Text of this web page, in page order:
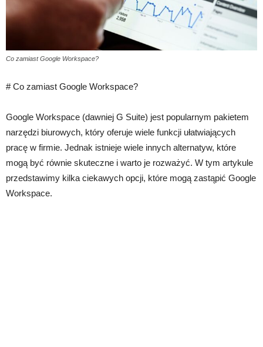
Co zamiast Google Workspace?
# Co zamiast Google Workspace?
Google Workspace (dawniej G Suite) jest popularnym pakietem
narzędzi biurowych, który oferuje wiele funkcji ułatwiających
pracę w firmie. Jednak istnieje wiele innych alternatyw, które
mogą być równie skuteczne i warto je rozważyć. W tym artykule
przedstawimy kilka ciekawych opcji, które mogą zastąpić Google
Workspace.